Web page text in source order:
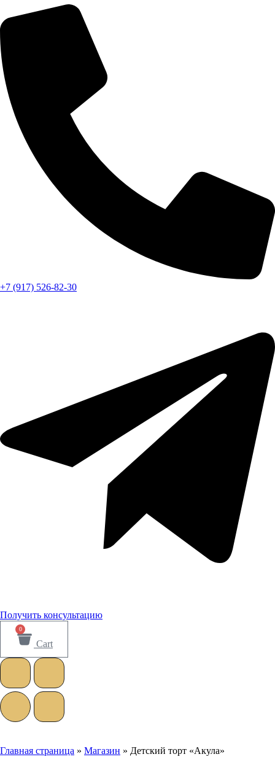
+7 (917) 526-82-30
Получить консультацию
0
Cart
Главная страница » Магазин » Детский торт «Акула»